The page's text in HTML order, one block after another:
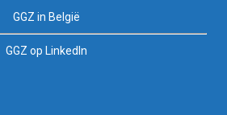
GGZ in België
GGZ op LinkedIn